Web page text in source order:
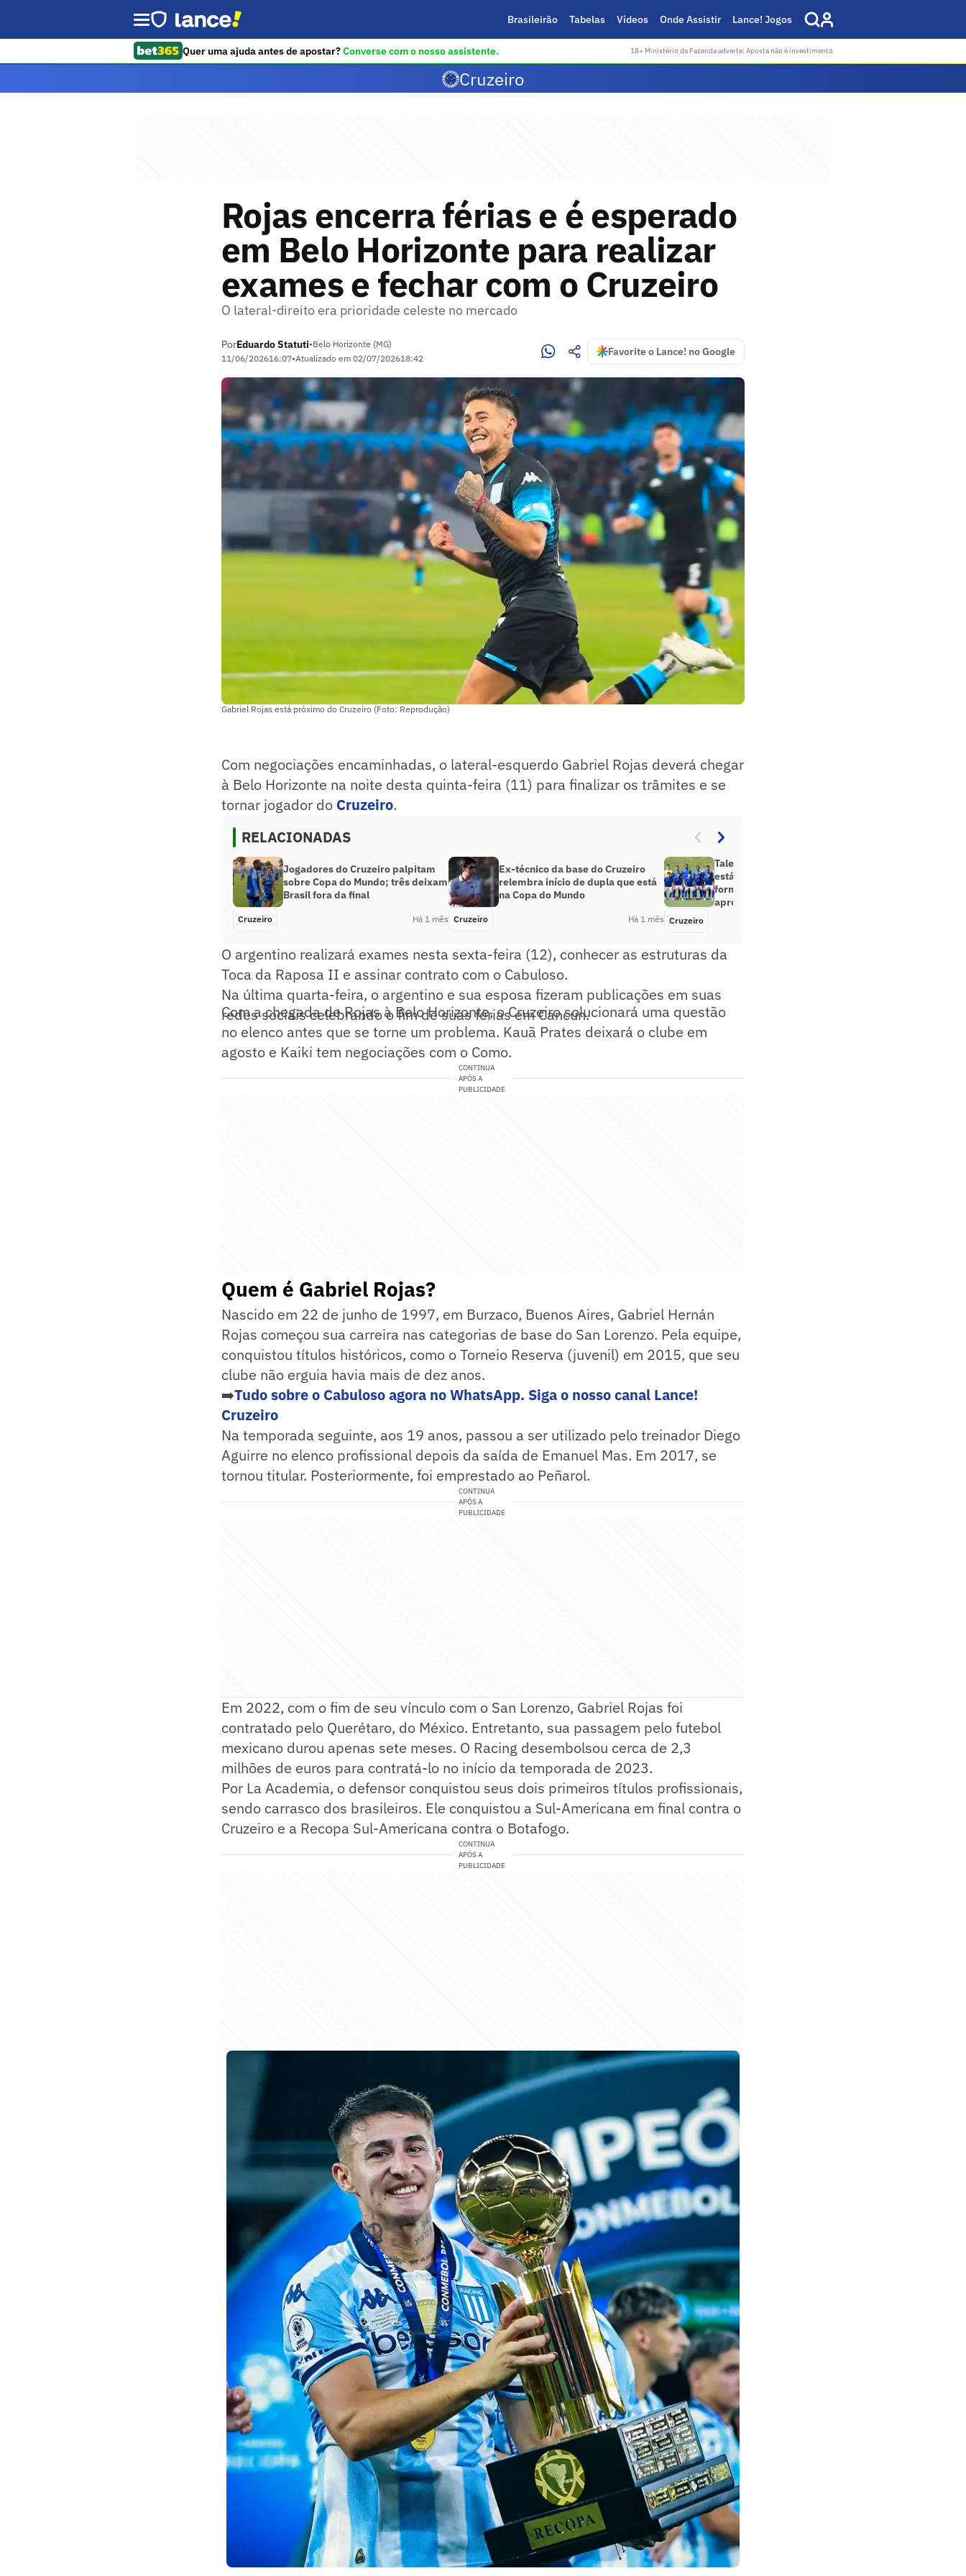
Brasileirão Tabelas Vídeos Onde Assistir Lance! Jogos
Quer uma ajuda antes de apostar?Converse com o nosso assistente. 18+ Ministério da Fazenda adverte: Aposta não é investimento
Cruzeiro
Rojas encerra férias e é esperado
em Belo Horizonte para realizar
exames e fechar com o Cruzeiro
O lateral-direito era prioridade celeste no mercado
PorEduardo Statuti•Belo Horizonte (MG)
11/06/202616:07•Atualizado em 02/07/202618:42
Favorite o Lance! no Google
Gabriel Rojas está próximo do Cruzeiro (Foto: Reprodução)
Com negociações encaminhadas, o lateral-esquerdo Gabriel Rojas deverá chegar
à Belo Horizonte na noite desta quinta-feira (11) para finalizar os trâmites e se
tornar jogador do Cruzeiro.
RELACIONADAS
Jogadores do Cruzeiro palpitam
sobre Copa do Mundo; três deixam
Brasil fora da final
Cruzeiro Há 1 mês
Ex-técnico da base do Cruzeiro
relembra início de dupla que está
na Copa do Mundo
Cruzeiro Há 1 mês
Talento desperdiçado? Trio que
está na Copa do Mundo foi
formado no Cruzeiro, mas pouco
aproveitado
Cruzeiro
O argentino realizará exames nesta sexta-feira (12), conhecer as estruturas da
Toca da Raposa II e assinar contrato com o Cabuloso.
Na última quarta-feira, o argentino e sua esposa fizeram publicações em suas
redes sociais celebrando o fim de suas férias em Cancun.
Com a chegada de Rojas à Belo Horizonte, o Cruzeiro solucionará uma questão
no elenco antes que se torne um problema. Kauã Prates deixará o clube em
agosto e Kaiki tem negociações com o Como.
CONTINUA
APÓS A
PUBLICIDADE
Quem é Gabriel Rojas?
Nascido em 22 de junho de 1997, em Burzaco, Buenos Aires, Gabriel Hernán
Rojas começou sua carreira nas categorias de base do San Lorenzo. Pela equipe,
conquistou títulos históricos, como o Torneio Reserva (juvenil) em 2015, que seu
clube não erguia havia mais de dez anos.
➡️Tudo sobre o Cabuloso agora no WhatsApp. Siga o nosso canal Lance!
Cruzeiro
Na temporada seguinte, aos 19 anos, passou a ser utilizado pelo treinador Diego
Aguirre no elenco profissional depois da saída de Emanuel Mas. Em 2017, se
tornou titular. Posteriormente, foi emprestado ao Peñarol.
CONTINUA
APÓS A
PUBLICIDADE
Em 2022, com o fim de seu vínculo com o San Lorenzo, Gabriel Rojas foi
contratado pelo Querétaro, do México. Entretanto, sua passagem pelo futebol
mexicano durou apenas sete meses. O Racing desembolsou cerca de 2,3
milhões de euros para contratá-lo no início da temporada de 2023.
Por La Academia, o defensor conquistou seus dois primeiros títulos profissionais,
sendo carrasco dos brasileiros. Ele conquistou a Sul-Americana em final contra o
Cruzeiro e a Recopa Sul-Americana contra o Botafogo.
CONTINUA
APÓS A
PUBLICIDADE